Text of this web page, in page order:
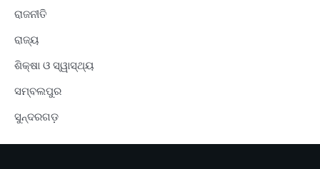
ରାଜନୀତି
ରାଜ୍ୟ
ଶିକ୍ଷା ଓ ସ୍ୱାସ୍ଥ୍ୟ
ସମ୍ବଲପୁର
ସୁନ୍ଦରଗଡ଼